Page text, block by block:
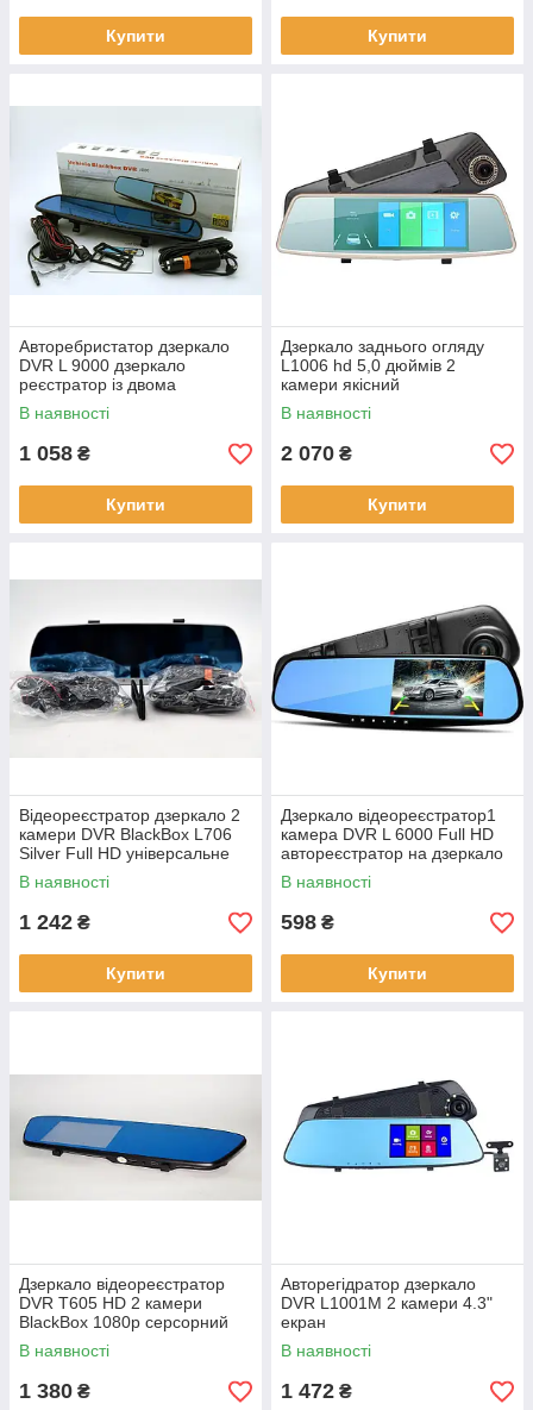
Купити Купити
Авторебристатор дзеркало
DVR L 9000 дзеркало
реєстратор із двома
камерами 4.3"
В наявності
1 058 ₴
Купити
Дзеркало заднього огляду
L1006 hd 5,0 дюймів 2
камери якісний
автореєстратор
В наявності
2 070 ₴
Купити
Відеореєстратор дзеркало 2
камери DVR BlackBox L706
Silver Full HD універсальне
загартовування
В наявності
1 242 ₴
Купити
Дзеркало відеореєстратор1
камера DVR L 6000 Full HD
автореєстратор на дзеркало
стандартний універсальний
В наявності
598 ₴
Купити
Дзеркало відеореєстратор
DVR T605 HD 2 камери
BlackBox 1080p серсорний
екран
В наявності
1 380 ₴
Авторегідратор дзеркало
DVR L1001M 2 камери 4.3"
екран
В наявності
1 472 ₴